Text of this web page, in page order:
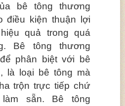
bê tông thương
điều kiện thuận lợi
quả trong quá
Bê tông thương
phân biệt với bê
là loại bê tông mà
trộn trực tiếp chứ
sẵn. Bê tông